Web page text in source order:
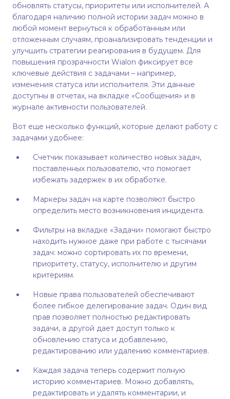
обновлять статусы, приоритеты или исполнителей. А
благодаря наличию полной истории задач можно в
любой момент вернуться к обработанным или
отложенным случаям, проанализировать тенденции и
улучшить стратегии реагирования в будущем. Для
повышения прозрачности Wialon фиксирует все
ключевые действия с задачами – например,
изменения статуса или исполнителя. Эти данные
доступны в отчетах, на вкладке «Сообщения» и в
журнале активности пользователей.
Вот еще несколько функций, которые делают работу с
задачами удобнее:
Счетчик показывает количество новых задач,
поставленных пользователю, что помогает
избежать задержек в их обработке.
Маркеры задач на карте позволяют быстро
определить место возникновения инцидента.
Фильтры на вкладке «Задачи» помогают быстро
находить нужное даже при работе с тысячами
задач: можно сортировать их по времени,
приоритету, статусу, исполнителю и другим
критериям.
Новые права пользователей обеспечивают
более гибкое делегирование задач. Один вид
прав позволяет полностью редактировать
задачи, а другой дает доступ только к
обновлению статуса и добавлению,
редактированию или удалению комментариев.
Каждая задача теперь содержит полную
историю комментариев. Можно добавлять,
редактировать и удалять комментарии, и